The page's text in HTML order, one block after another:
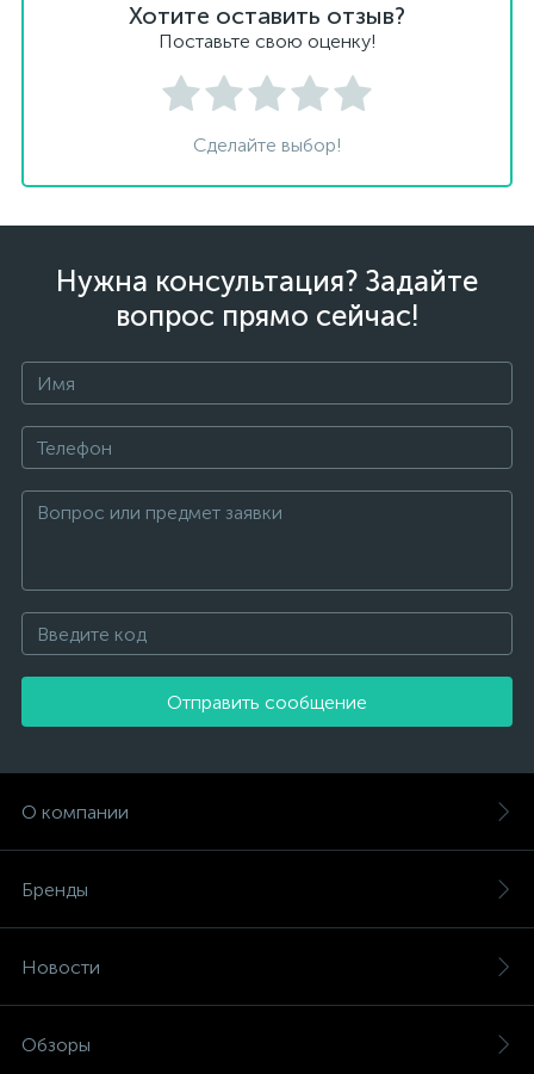
Хотите оставить отзыв?
Поставьте свою оценку!
Сделайте выбор!
Нужна консультация? Задайте
вопрос прямо сейчас!
Отправить сообщение
О компании
Бренды
Новости
Обзоры